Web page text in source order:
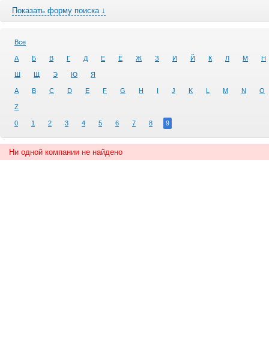
Показать форму поиска ↓
Все
А Б В Г Д Е Ё Ж З И Й К Л М Н
Ш Щ Э Ю Я
A B C D E F G H I J K L M N O
Z
0 1 2 3 4 5 6 7 8 9
Ни одной компании не найдено